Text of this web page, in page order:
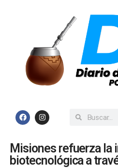
Misiones refuerza la
biotecnológica a